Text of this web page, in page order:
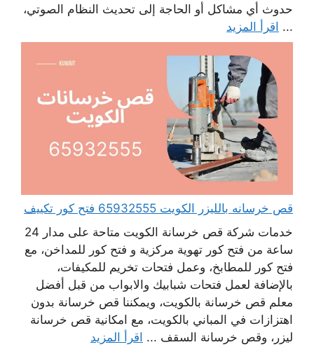
حدوث أي مشاكل أو الحاجة إلى تحديث النظام الصوتي،
... اقرأ المزيد
قص خرسانه بالليزر الكويت 65932555 فتح كور تكييف
خدمات شركة قص خرسانة الكويت متاحة على مدار 24
ساعة من فتح كور تهوية مركزية و فتح كور للمداخن، مع
فتح كور للمطابخ، وعمل فتحات تخريم للمكيفات،
بالإضافة لعمل فتحات شبابيك والابواب من قبل أفضل
معلم قص خرسانة بالكويت، ويمكننا قص خرسانة بدون
اهتزازات في المباني بالكويت، مع امكانية قص خرسانة
ليزر، وقص خرسانة السقف ... اقرأ المزيد